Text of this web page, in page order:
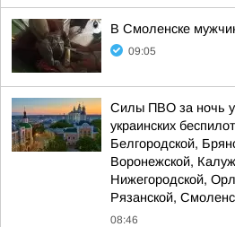
В Смоленске
09:05
Силы ПВО за ночь
украинских
Белгородской,
Воронежской,
Нижегородской,
Рязанской,
08:46